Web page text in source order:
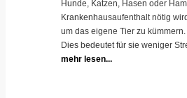
Hunde, Katzen, Hasen oder
Krankenhausaufenthalt nötig
um das eigene Tier zu
Dies bedeutet für sie weniger
mehr lesen...